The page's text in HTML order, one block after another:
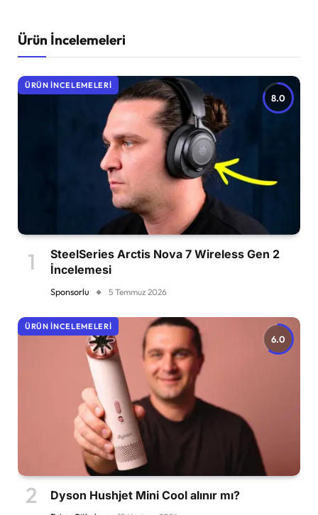
Ürün İncelemeleri
8.0
ÜRÜN İNCELEMELERI
SteelSeries Arctis Nova 7 Wireless Gen 2
İncelemesi
Sponsorlu 5 Temmuz 2026
6.0
ÜRÜN İNCELEMELERI
Dyson Hushjet Mini Cool alınır mı?